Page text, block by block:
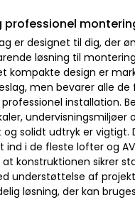
professionel
er designet til dig, der
løsning til
kompakte design er
men bevarer alle de
installation.
undervisningsmiljøer
solidt udtryk er vigtigt.
ind i de fleste lofter og
konstruktionen sikrer
understøttelse af
løsning, der kan